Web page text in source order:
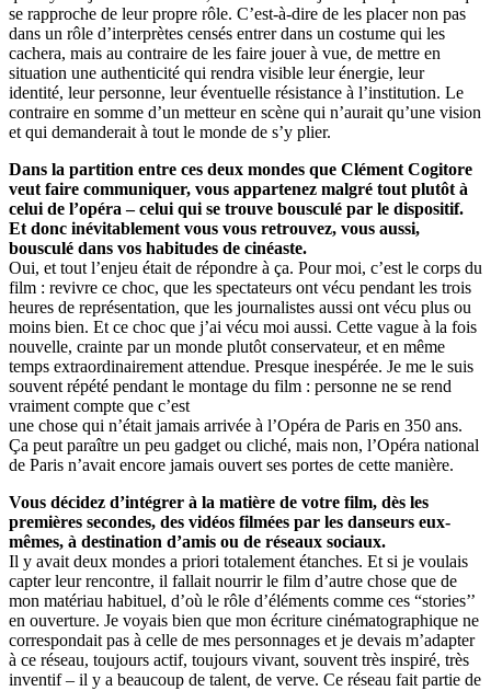
se rapproche de leur propre rôle. C’est-à-dire de les placer non pas
dans un rôle d’interprètes censés entrer dans un costume qui les
cachera, mais au contraire de les faire jouer à vue, de mettre en
situation une authenticité qui rendra visible leur énergie, leur
identité, leur personne, leur éventuelle résistance à l’institution. Le
contraire en somme d’un metteur en scène qui n’aurait qu’une vision
et qui demanderait à tout le monde de s’y plier.
Dans la partition entre ces deux mondes que Clément Cogitore
veut faire communiquer, vous appartenez malgré tout plutôt à
celui de l’opéra – celui qui se trouve bousculé par le dispositif.
Et donc inévitablement vous vous retrouvez, vous aussi,
bousculé dans vos habitudes de cinéaste.
Oui, et tout l’enjeu était de répondre à ça. Pour moi, c’est le corps du
film : revivre ce choc, que les spectateurs ont vécu pendant les trois
heures de représentation, que les journalistes aussi ont vécu plus ou
moins bien. Et ce choc que j’ai vécu moi aussi. Cette vague à la fois
nouvelle, crainte par un monde plutôt conservateur, et en même
temps extraordinairement attendue. Presque inespérée. Je me le suis
souvent répété pendant le montage du film : personne ne se rend
vraiment compte que c’est
une chose qui n’était jamais arrivée à l’Opéra de Paris en 350 ans.
Ça peut paraître un peu gadget ou cliché, mais non, l’Opéra national
de Paris n’avait encore jamais ouvert ses portes de cette manière.
Vous décidez d’intégrer à la matière de votre film, dès les
premières secondes, des vidéos filmées par les danseurs eux-
mêmes, à destination d’amis ou de réseaux sociaux.
Il y avait deux mondes a priori totalement étanches. Et si je voulais
capter leur rencontre, il fallait nourrir le film d’autre chose que de
mon matériau habituel, d’où le rôle d’éléments comme ces “stories’’
en ouverture. Je voyais bien que mon écriture cinématographique ne
correspondait pas à celle de mes personnages et je devais m’adapter
à ce réseau, toujours actif, toujours vivant, souvent très inspiré, très
inventif – il y a beaucoup de talent, de verve. Ce réseau fait partie de